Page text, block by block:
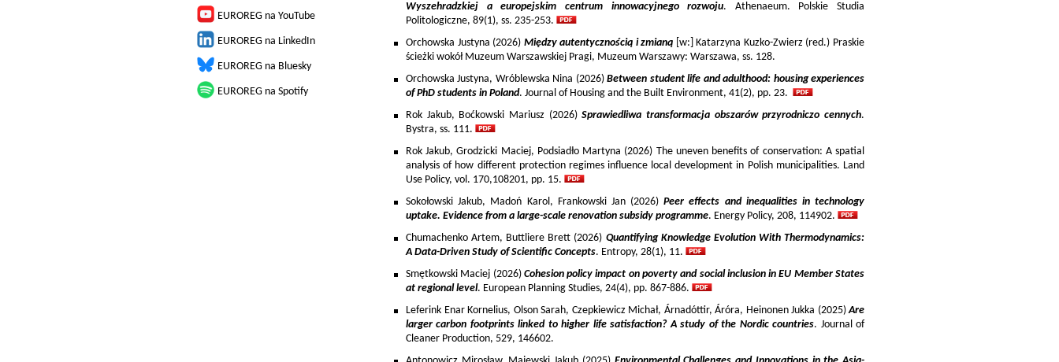
EUROREG na YouTube
EUROREG na LinkedIn
EUROREG na Bluesky
EUROREG na Spotify
Wyszehradzkiej a europejskim centrum innowacyjnego rozwoju. Athenaeum. Polskie Studia
Politologiczne, 89(1), ss. 235-253.
Orchowska Justyna (2026) Między autentycznością i zmianą [w:] Katarzyna Kuzko-Zwierz (red.) Praskie
ścieżki wokół Muzeum Warszawskiej Pragi, Muzeum Warszawy: Warszawa, ss. 128.
Orchowska Justyna, Wróblewska Nina (2026)Between student life and adulthood: housing experiences
of PhD students in Poland. Journal of Housing and the Built Environment, 41(2), pp. 23.
Rok Jakub, Boćkowski Mariusz (2026)Sprawiedliwa transformacja obszarów przyrodniczo cennych.
Bystra, ss. 111.
Rok Jakub, Grodzicki Maciej, Podsiadło Martyna (2026) The uneven benefits of conservation: A spatial
analysis of how different protection regimes influence local development in Polish municipalities. Land
Use Policy, vol. 170,108201, pp. 15.
Sokołowski Jakub, Madoń Karol, Frankowski Jan (2026)Peer effects and inequalities in technology
uptake. Evidence from a large-scale renovation subsidy programme. Energy Policy, 208, 114902.
Chumachenko Artem, Buttliere Brett (2026) Quantifying Knowledge Evolution With Thermodynamics:
A Data-Driven Study of Scientific Concepts. Entropy, 28(1), 11.
Smętkowski Maciej (2026) Cohesion policy impact on poverty and social inclusion in EU Member States
at regional level. European Planning Studies, 24(4), pp. 867-886.
Leferink Enar Kornelius, Olson Sarah, Czepkiewicz Michał, Árnadóttir, Áróra, Heinonen Jukka (2025)Are
larger carbon footprints linked to higher life satisfaction? A study of the Nordic countries. Journal of
Cleaner Production, 529, 146602.